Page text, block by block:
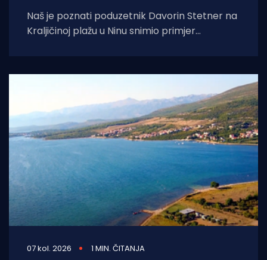
Naš je poznati poduzetnik Davorin Stetner na
Kraljičinoj plažu u Ninu snimio primjer
07 kol. 2026 1 MIN. ČITANJA